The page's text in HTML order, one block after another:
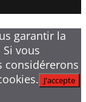
garantir la
vous
considérerons
J'accepte